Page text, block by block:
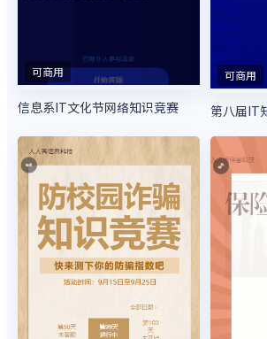
可商用
信息系IT文化节网络知识竞赛
可商用
第八届IT